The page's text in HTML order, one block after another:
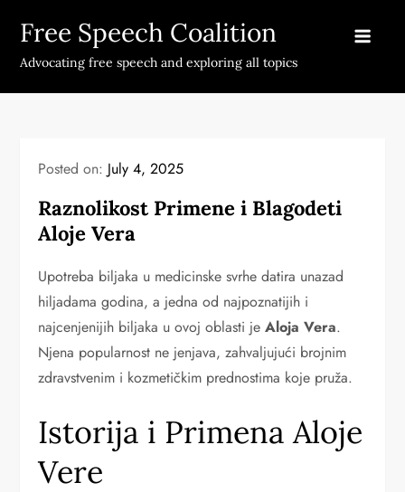
content
Free Speech Coalition
Advocating free speech and exploring all topics
Posted on: July 4, 2025
Raznolikost Primene i Blagodeti
Aloje Vera
Upotreba biljaka u medicinske svrhe datira unazad
hiljadama godina, a jedna od najpoznatijih i
najcenjenijih biljaka u ovoj oblasti jeAloja Vera.
Njena popularnost ne jenjava, zahvaljujući brojnim
zdravstvenim i kozmetičkim prednostima koje pruža.
Istorija i Primena Aloje
Vere